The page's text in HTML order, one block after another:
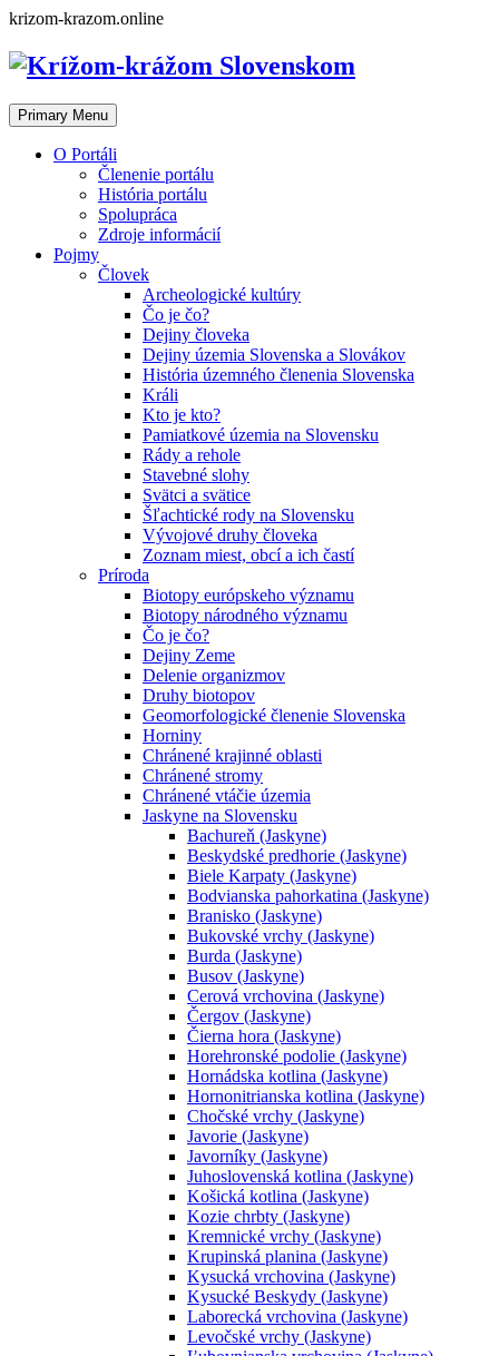
Skip
content
krizom-krazom.online
Primary Menu
O Portáli
Členenie portálu
História portálu
Spolupráca
Zdroje informácií
Pojmy
Človek
Archeologické kultúry
Čo je čo?
Dejiny človeka
Dejiny územia Slovenska a Slovákov
História územného členenia Slovenska
Králi
Kto je kto?
Pamiatkové územia na Slovensku
Rády a rehole
Stavebné slohy
Svätci a svätice
Šľachtické rody na Slovensku
Vývojové druhy človeka
Zoznam miest, obcí a ich častí
Príroda
Biotopy európskeho významu
Biotopy národného významu
Čo je čo?
Dejiny Zeme
Delenie organizmov
Druhy biotopov
Geomorfologické členenie Slovenska
Horniny
Chránené krajinné oblasti
Chránené stromy
Chránené vtáčie územia
Jaskyne na Slovensku
Bachureň (Jaskyne)
Beskydské predhorie (Jaskyne)
Biele Karpaty (Jaskyne)
Bodvianska pahorkatina (Jaskyne)
Branisko (Jaskyne)
Bukovské vrchy (Jaskyne)
Burda (Jaskyne)
Busov (Jaskyne)
Cerová vrchovina (Jaskyne)
Čergov (Jaskyne)
Čierna hora (Jaskyne)
Horehronské podolie (Jaskyne)
Hornádska kotlina (Jaskyne)
Hornonitrianska kotlina (Jaskyne)
Chočské vrchy (Jaskyne)
Javorie (Jaskyne)
Javorníky (Jaskyne)
Juhoslovenská kotlina (Jaskyne)
Košická kotlina (Jaskyne)
Kozie chrbty (Jaskyne)
Kremnické vrchy (Jaskyne)
Krupinská planina (Jaskyne)
Kysucká vrchovina (Jaskyne)
Kysucké Beskydy (Jaskyne)
Laborecká vrchovina (Jaskyne)
Levočské vrchy (Jaskyne)